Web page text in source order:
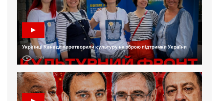
Українці Канади перетворили культуру на зброю підтримки України
159